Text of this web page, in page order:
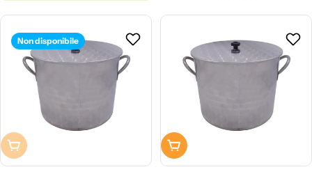
Non disponibile
Non disponibile Aggiungi al carrello